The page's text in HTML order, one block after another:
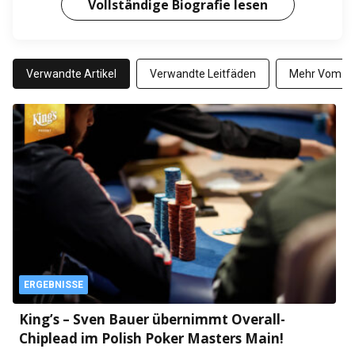
Vollständige Biografie lesen
Verwandte Artikel Verwandte Leitfäden Mehr Vom
ERGEBNISSE
King’s – Sven Bauer übernimmt Overall-
Chiplead im Polish Poker Masters Main!